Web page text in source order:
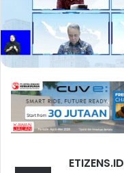
ETIZENS.ID